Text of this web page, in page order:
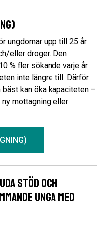
ungdomar upp till 25 år
eller droger. Den
% fler sökande varje år
inte längre till. Därför
bäst kan öka kapaciteten –
mottagning eller
stöd och
unga med